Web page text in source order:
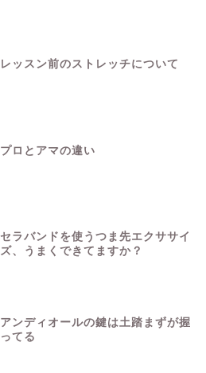
レッスン前のストレッチについて
プロとアマの違い
セラバンドを使うつま先エクササイ
ズ、うまくできてますか？
アンディオールの鍵は土踏まずが握
ってる